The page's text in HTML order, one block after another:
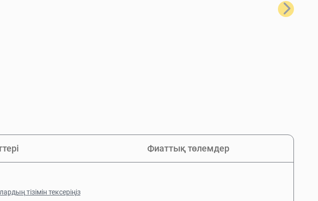
Келесі
Фиаттық төлемдер
тізімін тексеріңіз